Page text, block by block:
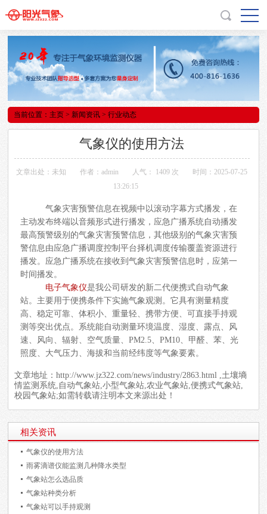
当前位置： 主页 >新闻资讯 > 行业动态
气象仪的使用方法
文章出处：未知 作者：admin 人气： 1409 次
时间：2025-07-25
13:26:15
气象灾害预警信息在视频中以滚动字幕方式播发，在
主动发布终端以音频形式进行播发，应急广播系统自动播发
最高预警级别的气象灾害预警信息，其他级别的气象灾害预
警信息由应急广播调度控制平台择机调度传输覆盖资源进行
播发。应急广播系统在接收到气象灾害预警信息时，应第一
时间播发。
电子气象仪是我公司研发的新二代便携式自动气象
站。主要用于便携条件下实施气象观测。它具有测量精度
高、稳定可靠、体积小、重量轻、携带方便、可直接手持观
测等突出优点。系统能自动测量环境温度、湿度、露点、风
速、风向、辐射、空气质量、PM2.5、PM10、甲醛、苯、光
照度、大气压力、海拔和当前经纬度等气象要素。
文章地址：http://www.jz322.com/news/industry/2863.html ,土壤墒
情监测系统,自动气象站,小型气象站,农业气象站,便携式气象站,
校园气象站;如需转载请注明本文来源出处！
相关资讯
气象仪的使用方法
雨雾滴谱仪能监测几种降水类型
气象站怎么选品质
气象站种类分析
气象站可以手持观测